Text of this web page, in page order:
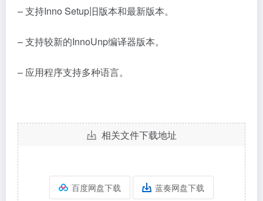
– 支持Inno Setup旧版本和最新版本。
– 支持较新的InnoUnp编译器版本。
– 应用程序支持多种语言。
相关文件下载地址
百度网盘下载 蓝奏网盘下载